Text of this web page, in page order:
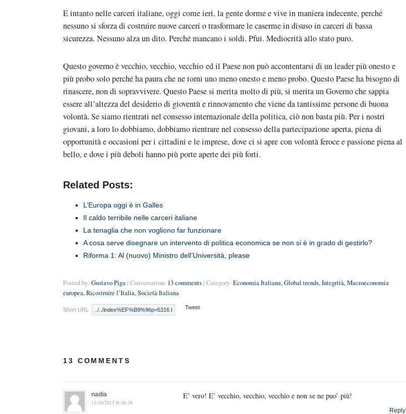
E intanto nelle carceri italiane, oggi come ieri, la gente dorme e vive in maniera indecente, perché
nessuno si sforza di costruire nuove carceri o trasformare le caserme in disuso in carceri di bassa
sicurezza. Nessuno alza un dito. Perché mancano i soldi. Pfui. Mediocrità allo stato puro.
Questo governo è vecchio, vecchio, vecchio ed il Paese non può accontentarsi di un leader più onesto e
più probo solo perché ha paura che ne torni uno meno onesto e meno probo. Questo Paese ha bisogno di
rinascere, non di sopravvivere. Questo Paese si merita molto di più, si merita un Governo che sappia
essere all’altezza del desiderio di gioventù e rinnovamento che viene da tantissime persone di buona
volontà. Se siamo rientrati nel consesso internazionale della politica, ciò non basta più. Per i nostri
giovani, a loro lo dobbiamo, dobbiamo rientrare nel consesso della partecipazione aperta, piena di
opportunità e occasioni per i cittadini e le imprese, dove ci si apre con volontà feroce e passione piena al
bello, e dove i più deboli hanno più porte aperte dei più forti.
Related Posts:
L’Europa oggi è in Galles
Il caldo terribile nelle carceri italiane
La tenaglia che non vogliono far funzionare
A cosa serve disegnare un intervento di politica economica se non si è in grado di gestirlo?
Riforma 1: Al (nuovo) Ministro dell’Università, please
Posted by: Gustavo Piga | Conversation: 13 comments | Category: Economia Italiana,Global trends,Integrità,Macroeconomia
europea,Ricostruire l’Italia,Società Italiana
Short URL Tweet
13 COMMENTS
nadia
11/10/2012 @ 06:38
E’ vero! E’ vecchio, vecchio, vecchio e non se ne puo’ più!
Reply